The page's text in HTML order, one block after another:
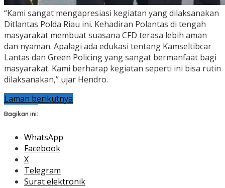
“Kami sangat mengapresiasi kegiatan yang dilaksanakan
Ditlantas Polda Riau ini. Kehadiran Polantas di tengah
masyarakat membuat suasana CFD terasa lebih aman
dan nyaman. Apalagi ada edukasi tentang Kamseltibcar
Lantas dan Green Policing yang sangat bermanfaat bagi
masyarakat. Kami berharap kegiatan seperti ini bisa rutin
dilaksanakan,” ujar Hendro.
Laman berikutnya
Bagikan ini:
WhatsApp
Facebook
X
Telegram
Surat elektronik